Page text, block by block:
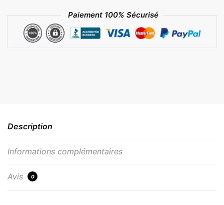
Paiement 100% Sécurisé
Description
Informations complémentaires
Avis 0